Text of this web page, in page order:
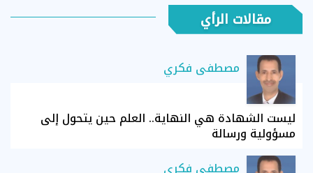
مقالات الرأي
مصطفى فكري
ليست الشهادة هي النهاية.. العلم حين يتحول إلى
مسؤولية ورسالة
مصطفى فكري